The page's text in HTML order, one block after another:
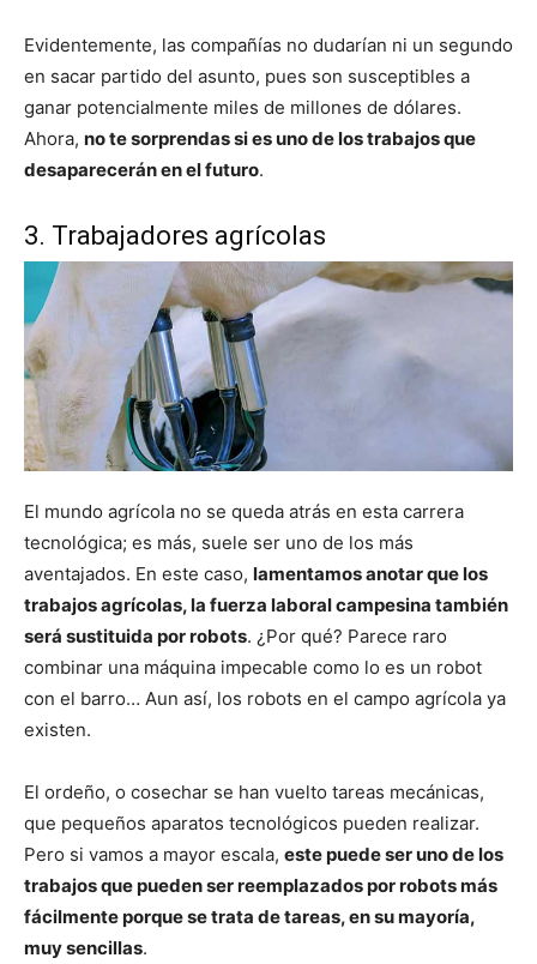
Evidentemente, las compañías no dudarían ni un segundo
en sacar partido del asunto, pues son susceptibles a
ganar potencialmente miles de millones de dólares.
Ahora, no te sorprendas si es uno de los trabajos que
desaparecerán en el futuro.
3. Trabajadores agrícolas
El mundo agrícola no se queda atrás en esta carrera
tecnológica; es más, suele ser uno de los más
aventajados. En este caso, lamentamos anotar que los
trabajos agrícolas, la fuerza laboral campesina también
será sustituida por robots. ¿Por qué? Parece raro
combinar una máquina impecable como lo es un robot
con el barro… Aun así, los robots en el campo agrícola ya
existen.
El ordeño, o cosechar se han vuelto tareas mecánicas,
que pequeños aparatos tecnológicos pueden realizar.
Pero si vamos a mayor escala, este puede ser uno de los
trabajos que pueden ser reemplazados por robots más
fácilmente porque se trata de tareas, en su mayoría,
muy sencillas.